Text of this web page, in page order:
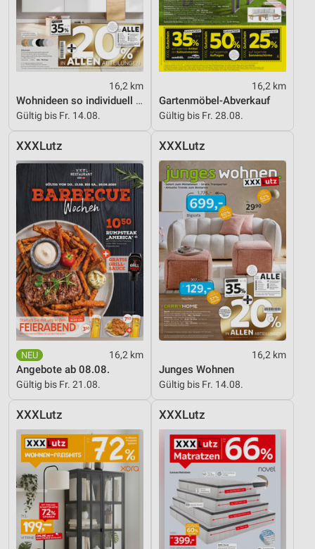
16,2 km
Wohnideen so individuell wie du!
Gültig bis Fr. 14.08.
16,2 km
Gartenmöbel-Abverkauf
Gültig bis Fr. 28.08.
XXXLutz
16,2 km
Angebote ab 08.08.
Gültig bis Fr. 21.08.
XXXLutz
16,2 km
Junges Wohnen
Gültig bis Fr. 14.08.
XXXLutz XXXLutz